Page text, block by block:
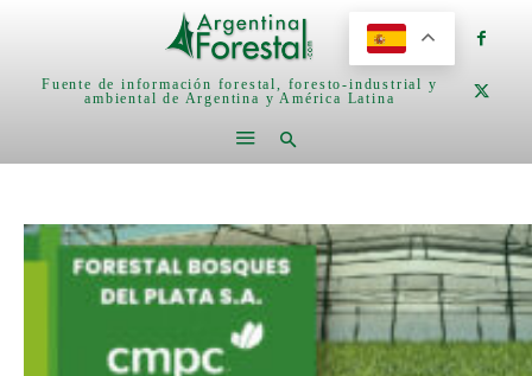
Fuente de información forestal, foresto-industrial y
ambiental de Argentina y América Latina